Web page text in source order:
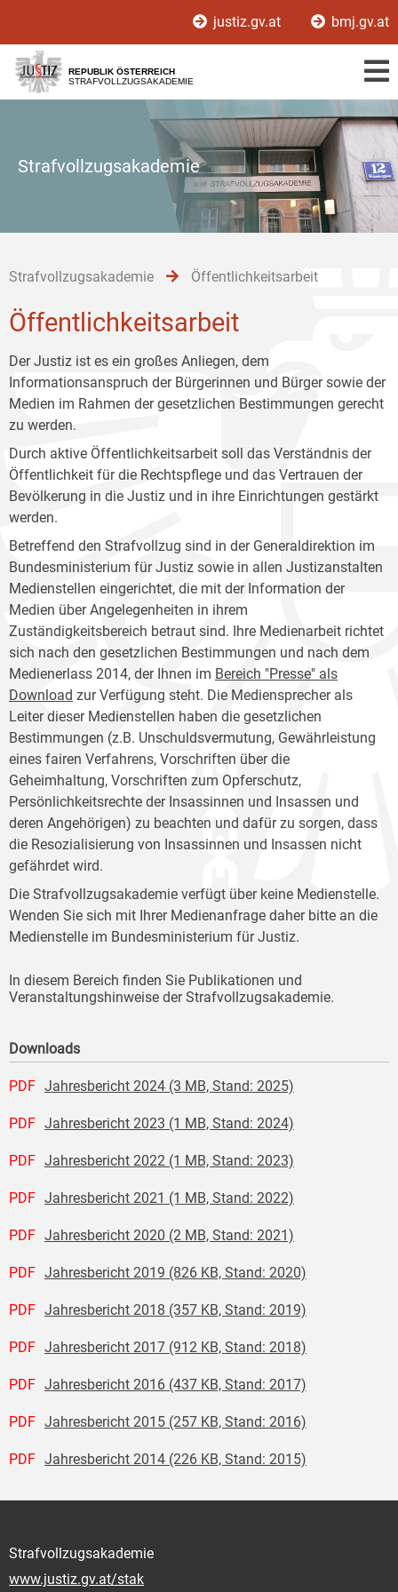
[1]
[2]
[3]
justiz.gv.at bmj.gv.at
REPUBLIK ÖSTERREICH
STRAFVOLLZUGSAKADEMIE
Strafvollzugsakademie
Strafvollzugsakademie Öffentlichkeitsarbeit
Öffentlichkeitsarbeit
Der Justiz ist es ein großes Anliegen, dem
Informationsanspruch der Bürgerinnen und Bürger sowie der
Medien im Rahmen der gesetzlichen Bestimmungen gerecht
zu werden.
Durch aktive Öffentlichkeitsarbeit soll das Verständnis der
Öffentlichkeit für die Rechtspflege und das Vertrauen der
Bevölkerung in die Justiz und in ihre Einrichtungen gestärkt
werden.
Betreffend den Strafvollzug sind in der Generaldirektion im
Bundesministerium für Justiz sowie in allen Justizanstalten
Medienstellen eingerichtet, die mit der Information der
Medien über Angelegenheiten in ihrem
Zuständigkeitsbereich betraut sind. Ihre Medienarbeit richtet
sich nach den gesetzlichen Bestimmungen und nach dem
Medienerlass 2014, der Ihnen im Bereich "Presse" als
Download zur Verfügung steht. Die Mediensprecher als
Leiter dieser Medienstellen haben die gesetzlichen
Bestimmungen (z.B. Unschuldsvermutung, Gewährleistung
eines fairen Verfahrens, Vorschriften über die
Geheimhaltung, Vorschriften zum Opferschutz,
Persönlichkeitsrechte der Insassinnen und Insassen und
deren Angehörigen) zu beachten und dafür zu sorgen, dass
die Resozialisierung von Insassinnen und Insassen nicht
gefährdet wird.
Die Strafvollzugsakademie verfügt über keine Medienstelle.
Wenden Sie sich mit Ihrer Medienanfrage daher bitte an die
Medienstelle im Bundesministerium für Justiz.
In diesem Bereich finden Sie Publikationen und
Veranstaltungshinweise der Strafvollzugsakademie.
Downloads
PDF Jahresbericht 2024 (3 MB, Stand: 2025)
PDF Jahresbericht 2023 (1 MB, Stand: 2024)
PDF Jahresbericht 2022 (1 MB, Stand: 2023)
PDF Jahresbericht 2021 (1 MB, Stand: 2022)
PDF Jahresbericht 2020 (2 MB, Stand: 2021)
PDF Jahresbericht 2019 (826 KB, Stand: 2020)
PDF Jahresbericht 2018 (357 KB, Stand: 2019)
PDF Jahresbericht 2017 (912 KB, Stand: 2018)
PDF Jahresbericht 2016 (437 KB, Stand: 2017)
PDF Jahresbericht 2015 (257 KB, Stand: 2016)
PDF Jahresbericht 2014 (226 KB, Stand: 2015)
Strafvollzugsakademie
www.justiz.gv.at/stak